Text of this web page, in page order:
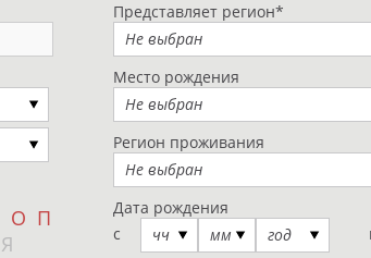
О П
Я
Представляет регион*
Не выбран
Место рождения
Не выбран
Регион проживания
Не выбран
Дата рождения
с
чч мм год